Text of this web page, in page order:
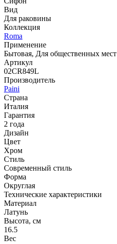
Вид
Для раковины
Коллекция
Roma
Применение
Бытовая, Для общественных мест
Артикул
02CR849L
Производитель
Paini
Страна
Италия
Гарантия
2 года
Дизайн
Цвет
Хром
Стиль
Современный стиль
Форма
Округлая
Технические характеристики
Материал
Латунь
Высота, см
16.5
Вес